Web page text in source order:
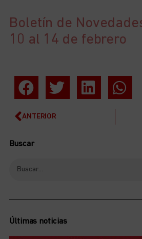
Boletín de
10 al 14 de febrero
ANTERIOR
Buscar
Últimas noticias